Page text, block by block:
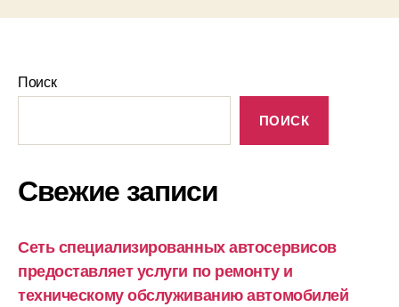
Поиск
ПОИСК
Свежие записи
Сеть специализированных автосервисов
предоставляет услуги по ремонту и
техническому обслуживанию автомобилей